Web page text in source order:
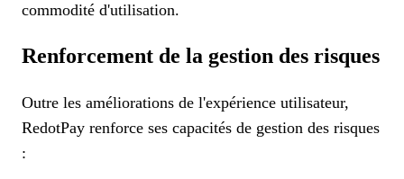
commodité d'utilisation.
Renforcement de la gestion des risques
Outre les améliorations de l'expérience utilisateur,
RedotPay renforce ses capacités de gestion des risques
: